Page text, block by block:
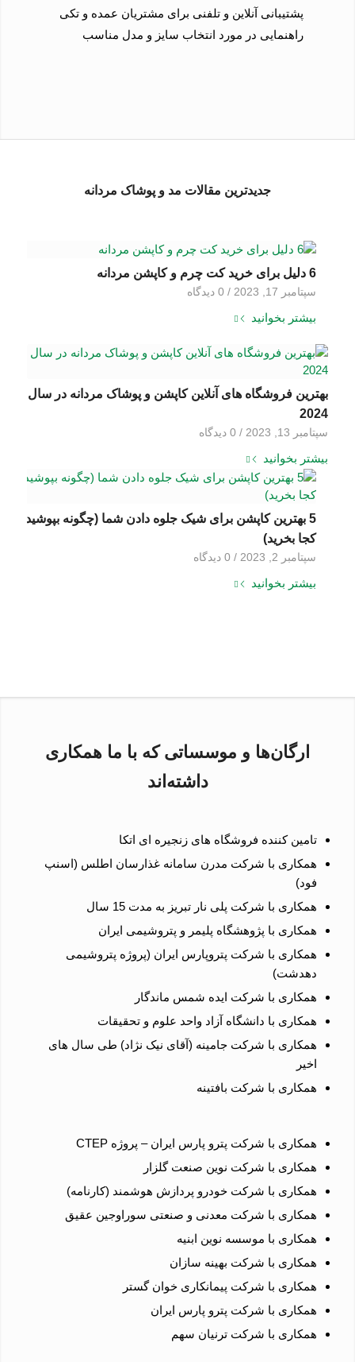
پشتیبانی آنلاین و تلفنی برای مشتریان عمده و تکی
راهنمایی در مورد انتخاب سایز و مدل مناسب
جدیدترین مقالات مد و پوشاک مردانه
6 دلیل برای خرید کت چرم و کاپشن مردانه
سپتامبر 17, 2023 / 0 دیدگاه‌
بیشتر بخوانید
بهترین فروشگاه های آنلاین کاپشن و پوشاک مردانه در سال
2024
سپتامبر 13, 2023 / 0 دیدگاه‌
بیشتر بخوانید
5 بهترین کاپشن برای شیک جلوه دادن شما (چگونه بپوشید و
کجا بخرید)
سپتامبر 2, 2023 / 0 دیدگاه‌
بیشتر بخوانید
ارگان‌ها و موسساتی که با ما همکاری
داشته‌اند
تامین کننده فروشگاه های زنجیره ای اتکا
همکاری با شرکت مدرن سامانه غذارسان اطلس (اسنپ
فود)
همکاری با شرکت پلی نار تبریز به مدت 15 سال
همکاری با پژوهشگاه پلیمر و پتروشیمی ایران
همکاری با شرکت پتروپارس ایران (پروژه پتروشیمی
دهدشت)
همکاری با شرکت ایده شمس ماندگار
همکاری با دانشگاه آزاد واحد علوم و تحقیقات
همکاری با شرکت جامینه (آقای نیک نژاد) طی سال های
اخیر
همکاری با شرکت بافتینه
همکاری با شرکت پترو پارس ایران – پروژه CTEP
همکاری با شرکت نوین صنعت گلزار
همکاری با شرکت خودرو پردازش هوشمند (کارنامه)
همکاری با شرکت معدنی و صنعتی سوراوجین عقیق
همکاری با موسسه نوین ابنیه
همکاری با شرکت بهینه سازان
همکاری با شرکت پیمانکاری خوان گستر
همکاری با شرکت پترو پارس ایران
همکاری با شرکت ترنیان سهم